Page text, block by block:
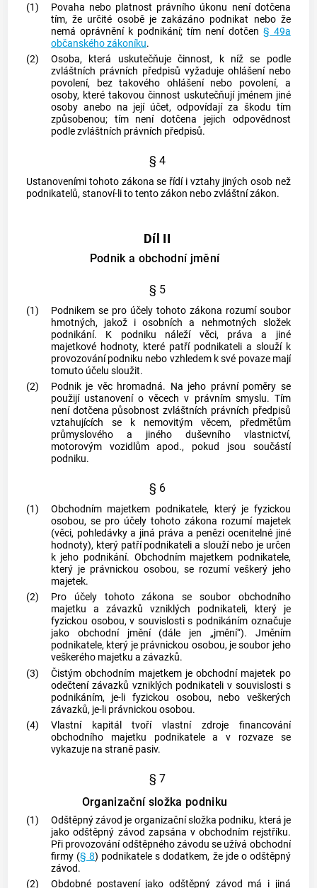
(1)
Povaha nebo platnost právního úkonu není dotčena
tím, že určité osobě je zakázáno podnikat nebo že
nemá oprávnění k podnikání; tím není dotčen § 49a
občanského zákoníku.
(2)
Osoba, která uskutečňuje činnost, k níž se podle
zvláštních právních předpisů vyžaduje ohlášení nebo
povolení, bez takového ohlášení nebo povolení, a
osoby, které takovou činnost uskutečňují jménem jiné
osoby anebo na její účet, odpovídají za škodu tím
způsobenou; tím není dotčena jejich odpovědnost
podle zvláštních právních předpisů.
§ 4
Ustanoveními tohoto zákona se řídí i vztahy jiných osob než
podnikatelů, stanoví-li to tento zákon nebo zvláštní zákon.
Díl II
Podnik a obchodní jmění
§ 5
(1) Podnikemse pro účely tohoto zákona rozumí soubor
hmotných, jakož i osobních a nehmotných složek
podnikání. K podniku náleží věci, práva a jiné
majetkové hodnoty, které patří podnikateli a slouží k
provozovánípodniku nebo vzhledem k své povaze mají
tomuto účelu sloužit.
(2)
Podnikje věc hromadná. Na jeho právní poměry se
použijí ustanovení o věcech v právním smyslu. Tím
není dotčena působnost zvláštních právních předpisů
vztahujících se k nemovitým věcem, předmětům
průmyslového a jiného duševního vlastnictví,
motorovým vozidlům apod., pokud jsou součástí
podniku.
§ 6
(1)
Obchodním majetkem podnikatele, který je fyzickou
osobou, se pro účely tohoto zákona rozumí majetek
(věci, pohledávky a jiná práva a penězi ocenitelné jiné
hodnoty), který patří podnikateli a slouží nebo je určen
k jeho podnikání. Obchodním majetkem podnikatele,
který je právnickou osobou, se rozumí veškerý jeho
majetek.
(2)
Pro účely tohoto zákona se soubor obchodního
majetku a závazků vzniklých podnikateli, který je
fyzickou osobou, v souvislosti s podnikáním označuje
jako obchodní jmění (dále jen „jmění“). Jměním
podnikatele, který je právnickou osobou, je soubor jeho
veškerého majetku a závazků.
(3)
Čistým obchodním majetkemje obchodní majetek po
odečtení závazků vzniklých podnikateli v souvislosti s
podnikáním, je-li fyzickou osobou, nebo veškerých
závazků, je-li právnickou osobou.
(4)
Vlastní kapitál tvoří vlastní zdroje financování
obchodního majetku podnikatele a v rozvaze se
vykazuje na straně pasiv.
§ 7
Organizační složka podniku
(1) Odštěpný závod je organizační složka podniku, která je
jako odštěpný závod zapsána v obchodním rejstříku.
Při provozování odštěpného závodu se užívá obchodní
firmy (§ 8) podnikatele s dodatkem, že jde o odštěpný
závod.
(2)
Obdobné postavení jako odštěpný závod má i jiná